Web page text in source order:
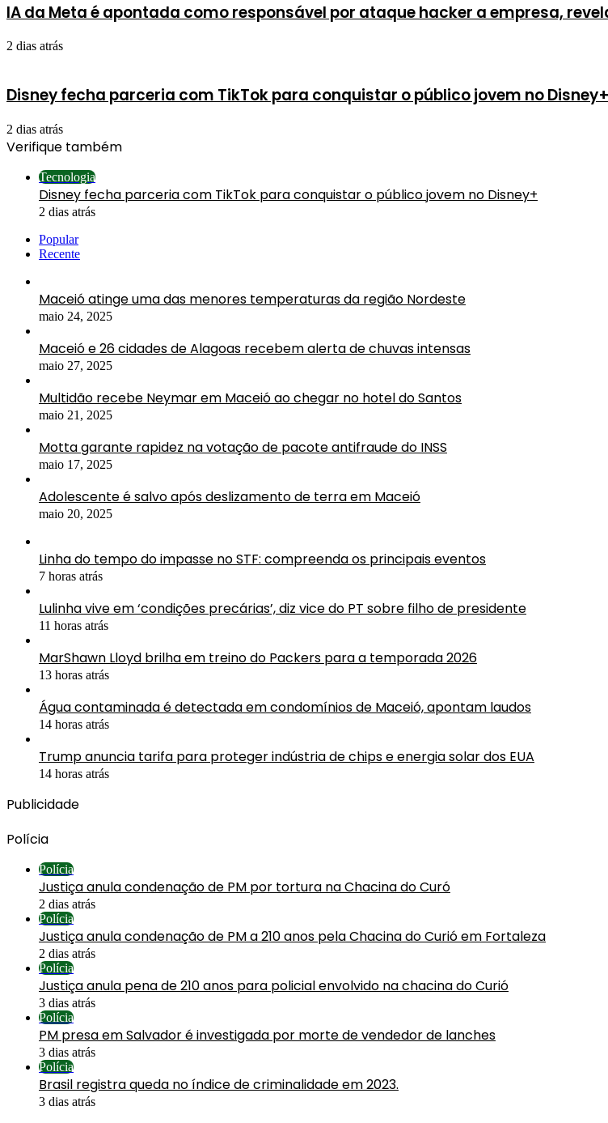
IA da Meta é apontada como responsável por ataque hacker a empresa,
2 dias atrás
Disney fecha parceria com TikTok para conquistar o público jovem no Disney+
2 dias atrás
Verifique também
Tecnologia
Disney fecha parceria com TikTok para conquistar o público jovem no Disney+
2 dias atrás
Popular
Recente
Maceió atinge uma das menores temperaturas da região Nordeste
maio 24, 2025
Maceió e 26 cidades de Alagoas recebem alerta de chuvas intensas
maio 27, 2025
Multidão recebe Neymar em Maceió ao chegar no hotel do Santos
maio 21, 2025
Motta garante rapidez na votação de pacote antifraude do INSS
maio 17, 2025
Adolescente é salvo após deslizamento de terra em Maceió
maio 20, 2025
Linha do tempo do impasse no STF: compreenda os principais eventos
7 horas atrás
Lulinha vive em ‘condições precárias’, diz vice do PT sobre filho de presidente
11 horas atrás
MarShawn Lloyd brilha em treino do Packers para a temporada 2026
13 horas atrás
Água contaminada é detectada em condomínios de Maceió, apontam laudos
14 horas atrás
Trump anuncia tarifa para proteger indústria de chips e energia solar dos EUA
14 horas atrás
Publicidade
Polícia
Polícia
Justiça anula condenação de PM por tortura na Chacina do Curó
2 dias atrás
Polícia
Justiça anula condenação de PM a 210 anos pela Chacina do Curió em Fortaleza
2 dias atrás
Polícia
Justiça anula pena de 210 anos para policial envolvido na chacina do Curió
3 dias atrás
Polícia
PM presa em Salvador é investigada por morte de vendedor de lanches
3 dias atrás
Polícia
Brasil registra queda no índice de criminalidade em 2023.
3 dias atrás